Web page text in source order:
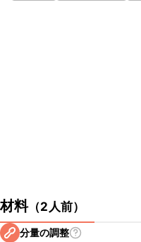
材料（2人前）
分量の調整